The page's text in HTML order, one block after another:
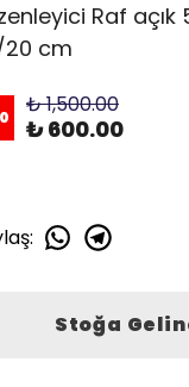
Raf
cm
₺ 1,500.00
₺ 600.00
:
Stoğa